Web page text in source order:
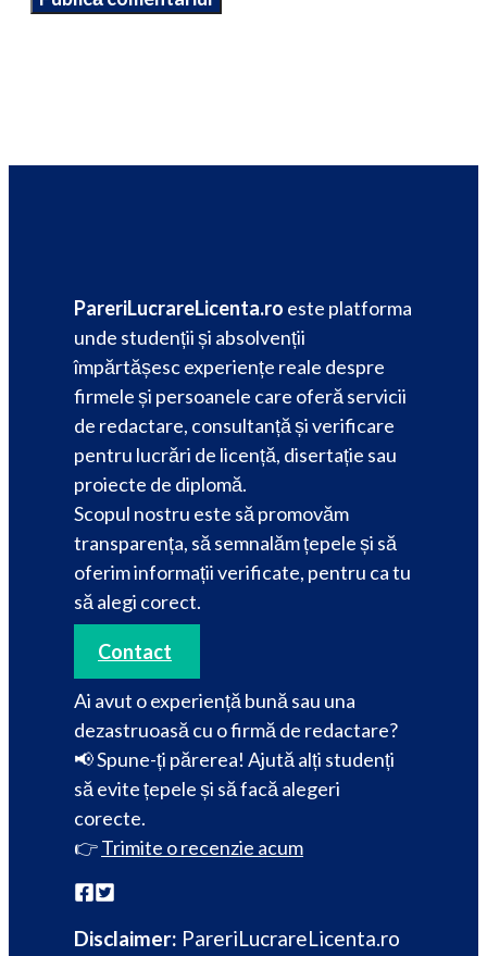
PareriLucrareLicenta.ro este platforma
unde studenții și absolvenții
împărtășesc experiențe reale despre
firmele și persoanele care oferă servicii
de redactare, consultanță și verificare
pentru lucrări de licență, disertație sau
proiecte de diplomă.
Scopul nostru este să promovăm
transparența, să semnalăm țepele și să
oferim informații verificate, pentru ca tu
să alegi corect.
Contact
Ai avut o experiență bună sau una
dezastruoasă cu o firmă de redactare?
📢 Spune-ți părerea! Ajută alți studenți
să evite țepele și să facă alegeri
corecte.
👉Trimite o recenzie acum
Disclaimer: PareriLucrareLicenta.ro